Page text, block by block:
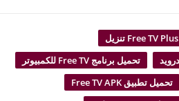
Free TV Plus تنزيل
تحميل برنامج Free TV للكمبيوتر
تحميل تطبيق Free TV APK